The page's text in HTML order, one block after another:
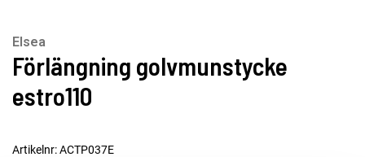
Elsea
Förlängning golvmunstycke
estro110
Artikelnr: ACTP037E